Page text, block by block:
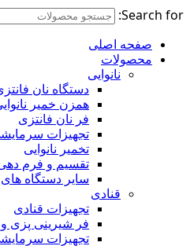
Search for:
صفحه اصلی
محصولات
نانوایی
دستگاه نان
همزن خمیر
فر نان فانتزی
تجهیزات
تخمیر نانوایی
تقسیم و فرم دهی
سایر دستگاه های
قنادی
تجهیزات قنادی
فر شیرینی پزی و
تجهیزات